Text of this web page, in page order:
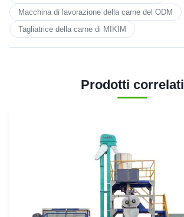
Macchina di lavorazione della carne del ODM
Tagliatrice della carne di MIKIM
Prodotti correlati